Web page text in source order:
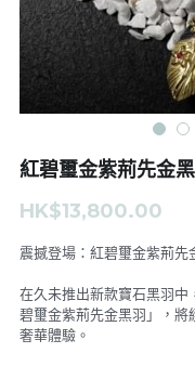
戰神伊始
黑鷹系列
De Stijl
De Stijl People
Dark V.I.P
紅碧璽金紫荊先金
HK$13,800.00
震撼登場：紅碧璽金紫荊
在久未推出新款寶石黑羽
碧璽金紫荊先金黑羽」，將
奢華體驗。
大皇冠系列
Feather & Pendants
Rings